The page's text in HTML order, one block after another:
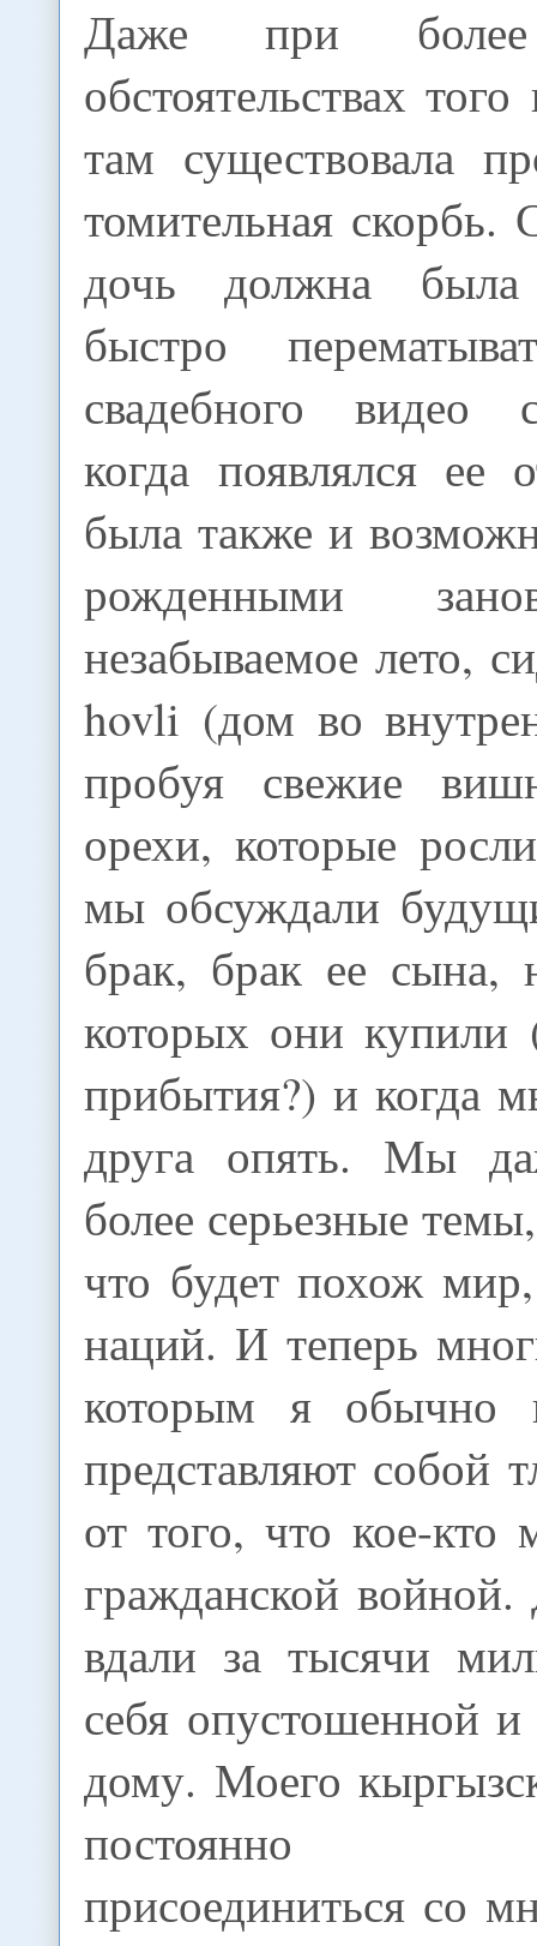
Даже при более
обстоятельствах
там существовала
томительная
дочь должна
быстро
свадебного видео
когда появлялся ее
была также и
рожденными
незабываемое лето,
hovli (дом во
пробуя свежие
орехи, которые
мы обсуждали
брак, брак ее сына,
которых они купили
прибытия?) и когда
друга опять. Мы
более серьезные
что будет похож
наций. И теперь
которым я обычно
представляют собой
от того, что кое-кто
гражданской
вдали за тысячи
себя опустошенной
дому. Моего
постоянно
присоединиться со